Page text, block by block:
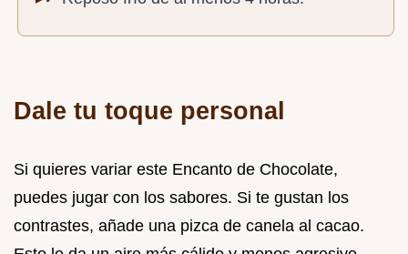
Dale tu toque personal
Si quieres variar este Encanto de Chocolate,
puedes jugar con los sabores. Si te gustan los
contrastes, añade una pizca de canela al cacao.